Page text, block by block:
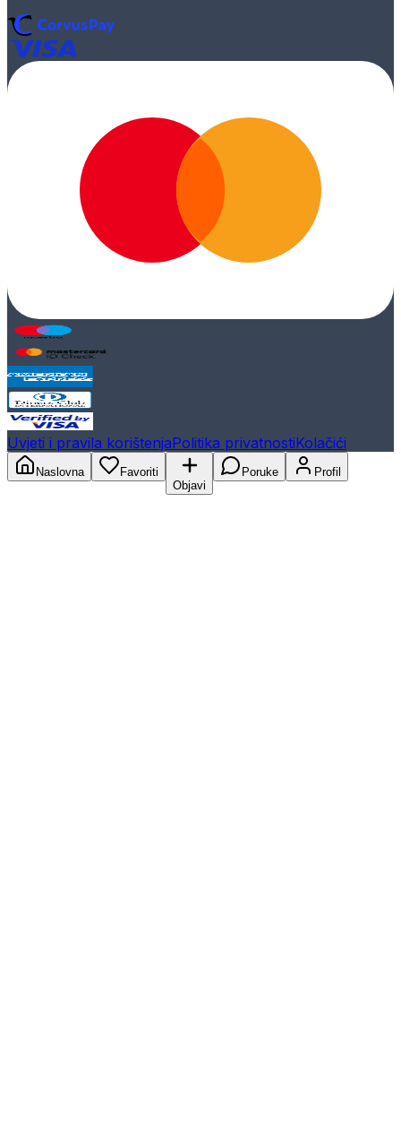
Uvjeti i pravila korištenjaPolitika privatnostiKolačići
Naslovna
Favoriti
Objavi
Poruke Profil